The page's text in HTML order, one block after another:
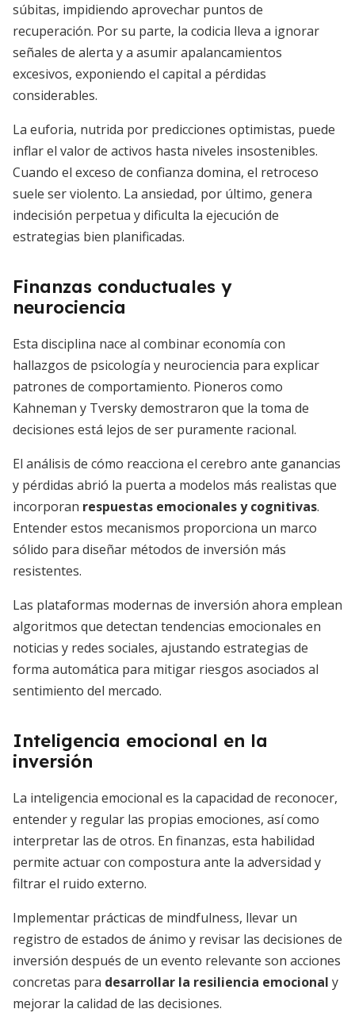
súbitas, impidiendo aprovechar puntos de
recuperación. Por su parte, la codicia lleva a ignorar
señales de alerta y a asumir apalancamientos
excesivos, exponiendo el capital a pérdidas
considerables.
La euforia, nutrida por predicciones optimistas, puede
inflar el valor de activos hasta niveles insostenibles.
Cuando el exceso de confianza domina, el retroceso
suele ser violento. La ansiedad, por último, genera
indecisión perpetua y dificulta la ejecución de
estrategias bien planificadas.
Finanzas conductuales y
neurociencia
Esta disciplina nace al combinar economía con
hallazgos de psicología y neurociencia para explicar
patrones de comportamiento. Pioneros como
Kahneman y Tversky demostraron que la toma de
decisiones está lejos de ser puramente racional.
El análisis de cómo reacciona el cerebro ante ganancias
y pérdidas abrió la puerta a modelos más realistas que
incorporan respuestas emocionales y cognitivas.
Entender estos mecanismos proporciona un marco
sólido para diseñar métodos de inversión más
resistentes.
Las plataformas modernas de inversión ahora emplean
algoritmos que detectan tendencias emocionales en
noticias y redes sociales, ajustando estrategias de
forma automática para mitigar riesgos asociados al
sentimiento del mercado.
Inteligencia emocional en la
inversión
La inteligencia emocional es la capacidad de reconocer,
entender y regular las propias emociones, así como
interpretar las de otros. En finanzas, esta habilidad
permite actuar con compostura ante la adversidad y
filtrar el ruido externo.
Implementar prácticas de mindfulness, llevar un
registro de estados de ánimo y revisar las decisiones de
inversión después de un evento relevante son acciones
concretas para desarrollar la resiliencia emocional y
mejorar la calidad de las decisiones.